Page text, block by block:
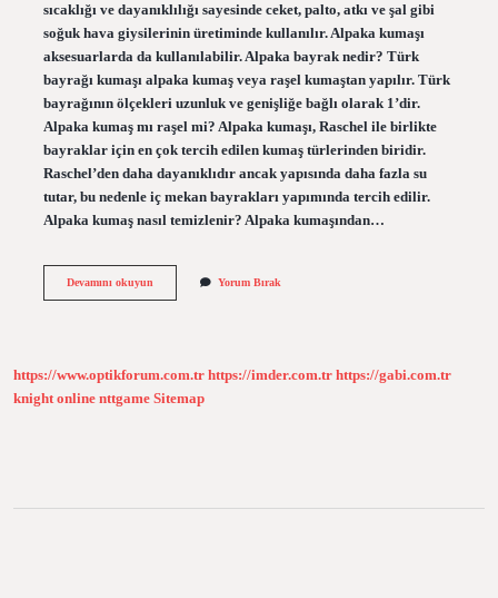
sıcaklığı ve dayanıklılığı sayesinde ceket, palto, atkı ve şal gibi
soğuk hava giysilerinin üretiminde kullanılır. Alpaka kumaşı
aksesuarlarda da kullanılabilir. Alpaka bayrak nedir? Türk
bayrağı kumaşı alpaka kumaş veya raşel kumaştan yapılır. Türk
bayrağının ölçekleri uzunluk ve genişliğe bağlı olarak 1’dir.
Alpaka kumaş mı raşel mi? Alpaka kumaşı, Raschel ile birlikte
bayraklar için en çok tercih edilen kumaş türlerinden biridir.
Raschel’den daha dayanıklıdır ancak yapısında daha fazla su
tutar, bu nedenle iç mekan bayrakları yapımında tercih edilir.
Alpaka kumaş nasıl temizlenir? Alpaka kumaşından…
Devamını okuyunAlpaka
Yorum Bırak
https://www.optikforum.com.tr https://imder.com.tr https://gabi.com.tr
knight online nttgame Sitemap